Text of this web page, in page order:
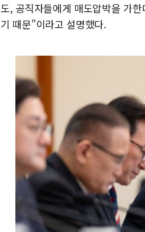
도, 공직자들에게 매도압박을 가
기 때문"이라고 설명했다.